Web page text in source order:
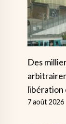
Des
libération
7 août 2026